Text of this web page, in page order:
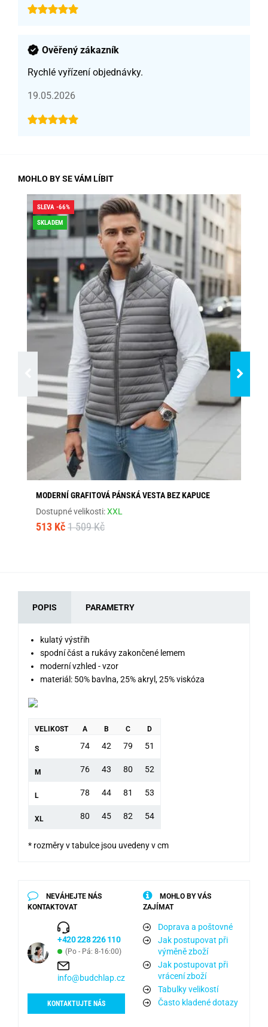
Ověřený zákazník
Rychlé vyřízení objednávky.
19.05.2026
MOHLO BY SE VÁM LÍBIT
SLEVA -66%
SKLADEM
MODERNÍ GRAFITOVÁ PÁNSKÁ VESTA BEZ KAPUCE
Dostupné velikosti:XXL
513 Kč 1 509 Kč
POPIS PARAMETRY
kulatý výstřih
spodní část a rukávy zakončené lemem
moderní vzhled - vzor
materiál: 50% bavlna, 25% akryl, 25% viskóza
VELIKOST A B C D
S 74 42 79 51
M 76 43 80 52
L 78 44 81 53
XL 80 45 82 54
* rozměry v tabulce jsou uvedeny v cm
NEVÁHEJTE NÁS
KONTAKTOVAT
+420 228 226 110
(Po - Pá: 8-16:00)
info@budchlap.cz
KONTAKTUJTE NÁS
MOHLO BY VÁS
ZAJÍMAT
Doprava a poštovné
Jak postupovat při
výměně zboží
Jak postupovat při
vrácení zboží
Tabulky velikostí
Často kladené dotazy